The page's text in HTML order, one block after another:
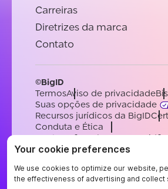
Carreiras
Diretrizes da marca
Contato
©BigID
TermosAviso de privacidade
Suas opções de privacidade
Recursos jurídicos da BigID
Conduta e Ética
Declaração sobre a
SubprocessadoresApoiar
EnglishGermanFrenchSpanish